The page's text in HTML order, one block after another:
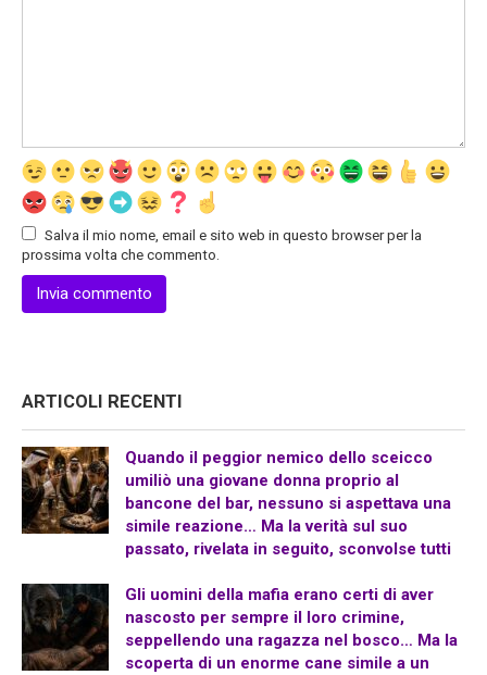
Salva il mio nome, email e sito web in questo browser per la
prossima volta che commento.
ARTICOLI RECENTI
Quando il peggior nemico dello sceicco
umiliò una giovane donna proprio al
bancone del bar, nessuno si aspettava una
simile reazione… Ma la verità sul suo
passato, rivelata in seguito, sconvolse tutti
Gli uomini della mafia erano certi di aver
nascosto per sempre il loro crimine,
seppellendo una ragazza nel bosco… Ma la
scoperta di un enorme cane simile a un